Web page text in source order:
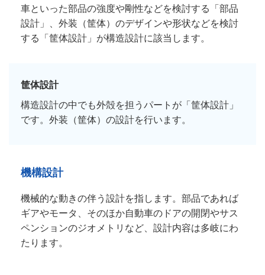
車といった部品の強度や剛性などを検討する「部品
設計」、外装（筐体）のデザインや形状などを検討
する「筐体設計」が構造設計に該当します。
筐体設計
構造設計の中でも外殻を担うパートが「筐体設計」
です。外装（筐体）の設計を行います。
機構設計
機械的な動きの伴う設計を指します。部品であれば
ギアやモータ、そのほか自動車のドアの開閉やサス
ペンションのジオメトリなど、設計内容は多岐にわ
たります。